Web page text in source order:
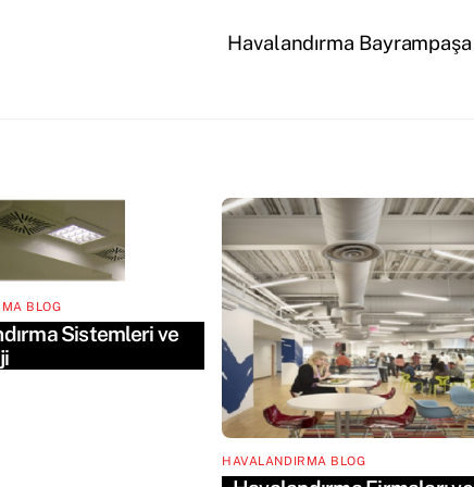
Havalandırma Bayrampaşa
BLOG
Sistemleri ve
HAVALANDIRMA BLOG